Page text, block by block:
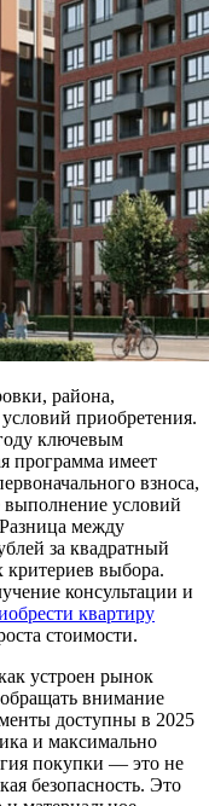
района,
приобретения.
ключевым
программа имеет
взноса,
выполнение условий
между
за квадратный
выбора.
консультации и
квартиру
стоимости.
устроен рынок
внимание
доступны в 2025
и максимально
покупки — это не
безопасность. Это